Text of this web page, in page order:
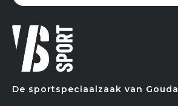
De sportspeciaalzaak van Gouda